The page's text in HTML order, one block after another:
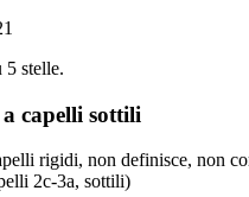
5 stelle.
capelli sottili
rigidi, non definisce, non
2c-3a, sottili)